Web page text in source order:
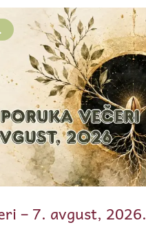
– 7. avgust, 2026.